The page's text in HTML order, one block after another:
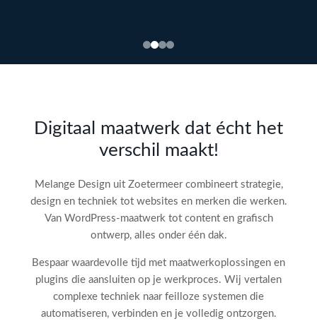
de SEO-
audit
Digitaal maatwerk dat écht het
verschil maakt!
Melange Design uit Zoetermeer combineert strategie,
design en techniek tot websites en merken die werken.
Van WordPress-maatwerk tot content en grafisch
ontwerp, alles onder één dak.
Bespaar waardevolle tijd met maatwerkoplossingen en
plugins die aansluiten op je werkproces. Wij vertalen
complexe techniek naar feilloze systemen die
automatiseren, verbinden en je volledig ontzorgen.